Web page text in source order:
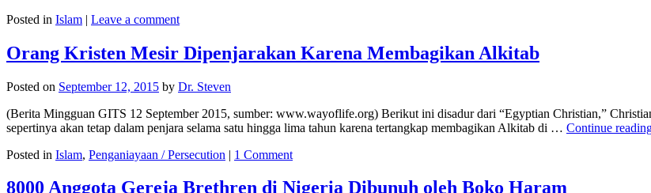
Posted in Islam | Leave a comment
Orang Kristen Mesir Dipenjarakan Karena Membagikan Alkitab
Posted on September 12, 2015 by Dr. Steven
(Berita Mingguan GITS 12 September 2015, sumber: www.wayoflife.org) Berikut ini disadur dari “Egyptian Christian,”
sepertinya akan tetap dalam penjara selama satu hingga lima tahun karena tertangkap membagikan Alkitab di … Continue
Posted in Islam, Penganiayaan / Persecution | 1 Comment
8000 Anggota Gereja Brethren di Nigeria Dibunuh oleh Boko Haram